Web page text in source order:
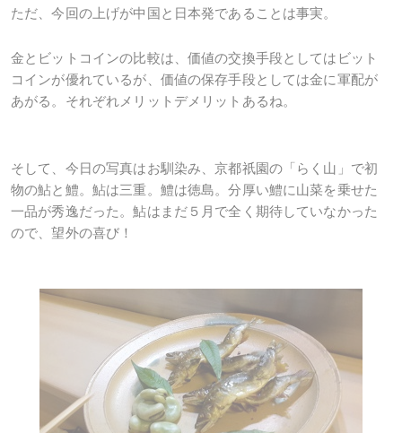
ただ、今回の上げが中国と日本発であることは事実。
金とビットコインの比較は、価値の交換手段としてはビット
コインが優れているが、価値の保存手段としては金に軍配が
あがる。それぞれメリットデメリットあるね。
そして、今日の写真はお馴染み、京都祇園の「らく山」で初
物の鮎と鱧。鮎は三重。鱧は徳島。分厚い鱧に山菜を乗せた
一品が秀逸だった。鮎はまだ５月で全く期待していなかった
ので、望外の喜び！